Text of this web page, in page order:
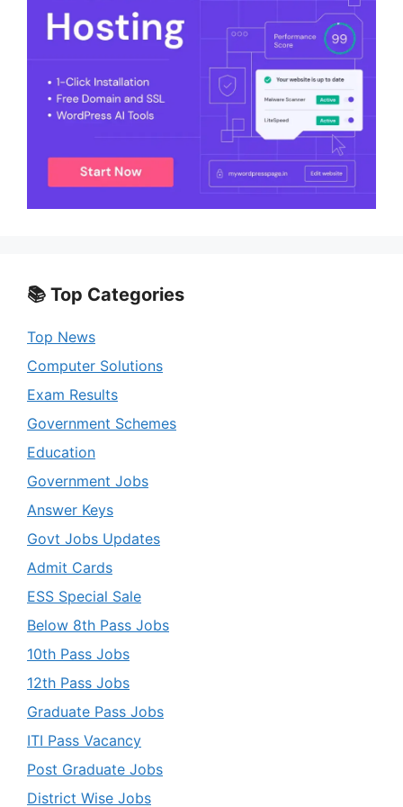
📚 Top Categories
Top News
Computer Solutions
Exam Results
Government Schemes
Education
Government Jobs
Answer Keys
Govt Jobs Updates
Admit Cards
ESS Special Sale
Below 8th Pass Jobs
10th Pass Jobs
12th Pass Jobs
Graduate Pass Jobs
ITI Pass Vacancy
Post Graduate Jobs
District Wise Jobs